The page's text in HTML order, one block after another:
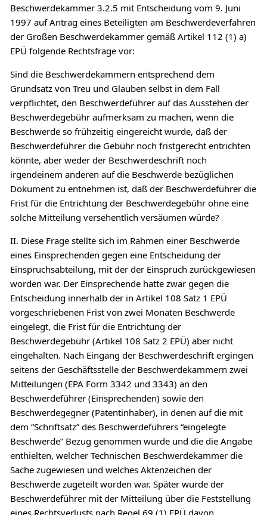
Beschwerdekammer 3.2.5 mit Entscheidung vom 9. Juni
1997 auf Antrag eines Beteiligten am Beschwerdeverfahren
der Großen Beschwerdekammer gemäß Artikel 112 (1) a)
EPÜ folgende Rechtsfrage vor:
Sind die Beschwerdekammern entsprechend dem
Grundsatz von Treu und Glauben selbst in dem Fall
verpflichtet, den Beschwerdeführer auf das Ausstehen der
Beschwerdegebühr aufmerksam zu machen, wenn die
Beschwerde so frühzeitig eingereicht wurde, daß der
Beschwerdeführer die Gebühr noch fristgerecht entrichten
könnte, aber weder der Beschwerdeschrift noch
irgendeinem anderen auf die Beschwerde bezüglichen
Dokument zu entnehmen ist, daß der Beschwerdeführer die
Frist für die Entrichtung der Beschwerdegebühr ohne eine
solche Mitteilung versehentlich versäumen würde?
II. Diese Frage stellte sich im Rahmen einer Beschwerde
eines Einsprechenden gegen eine Entscheidung der
Einspruchsabteilung, mit der der Einspruch zurückgewiesen
worden war. Der Einsprechende hatte zwar gegen die
Entscheidung innerhalb der in Artikel 108 Satz 1 EPÜ
vorgeschriebenen Frist von zwei Monaten Beschwerde
eingelegt, die Frist für die Entrichtung der
Beschwerdegebühr (Artikel 108 Satz 2 EPÜ) aber nicht
eingehalten. Nach Eingang der Beschwerdeschrift ergingen
seitens der Geschäftsstelle der Beschwerdekammern zwei
Mitteilungen (EPA Form 3342 und 3343) an den
Beschwerdeführer (Einsprechenden) sowie den
Beschwerdegegner (Patentinhaber), in denen auf die mit
dem “Schriftsatz” des Beschwerdeführers “eingelegte
Beschwerde” Bezug genommen wurde und die die Angabe
enthielten, welcher Technischen Beschwerdekammer die
Sache zugewiesen und welches Aktenzeichen der
Beschwerde zugeteilt worden war. Später wurde der
Beschwerdeführer mit der Mitteilung über die Feststellung
eines Rechtsverlusts nach Regel 69 (1) EPÜ davon